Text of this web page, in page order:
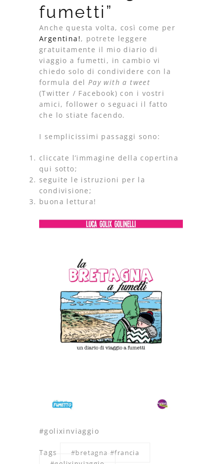
fumetti”
Anche questa volta, così come per
Argentina!, potrete leggere
gratuitamente il mio diario di
viaggio a fumetti, in cambio vi
chiedo solo di condividere con la
formula del Pay with a tweet
(Twitter / Facebook) con i vostri
amici, follower o seguaci il fatto
che lo stiate facendo.
I semplicissimi passaggi sono:
cliccate l’immagine della copertina
qui sotto;
seguite le istruzioni per la
condivisione;
buona lettura!
#golixinviaggio
Tags
#bretagna #francia